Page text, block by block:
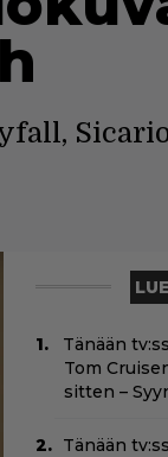
Tänään
Tom
sitten –
Tänään